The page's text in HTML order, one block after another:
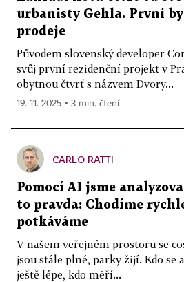
urbanisty Gehla. První
prodeje
Původem slovenský developer
svůj první rezidenční projekt v
obytnou čtvrť s názvem Dvory...
19. 11. 2025 ▪ 3 min. čtení
CARLO RATTI
Pomocí AI jsme
to pravda: Chodíme
potkáváme
V našem veřejném prostoru se
jsou stále plné, parky žijí. Kdo se
ještě lépe, kdo měří...